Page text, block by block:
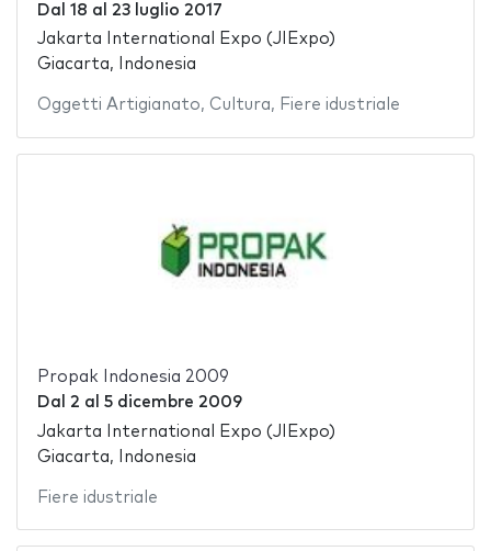
Dal 18 al 23 luglio 2017
Jakarta International Expo (JIExpo)
Giacarta, Indonesia
Oggetti Artigianato, Cultura, Fiere idustriale
Propak Indonesia 2009
Dal 2 al 5 dicembre 2009
Jakarta International Expo (JIExpo)
Giacarta, Indonesia
Fiere idustriale